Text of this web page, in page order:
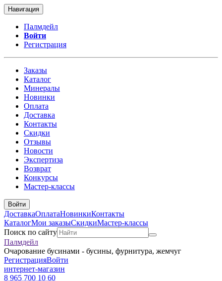
Навигация
Палмдейл
Войти
Регистрация
Заказы
Каталог
Минералы
Новинки
Оплата
Доставка
Контакты
Скидки
Отзывы
Новости
Экспертиза
Возврат
Конкурсы
Мастер-классы
Войти
ДоставкаОплатаНовинкиКонтакты
КаталогМои заказыСкидкиМастер-классы
Поиск по сайту
Палмдейл
Очарование бусинами - бусины, фурнитура, жемчуг
РегистрацияВойти
интернет-магазин
8 965 700 10 60